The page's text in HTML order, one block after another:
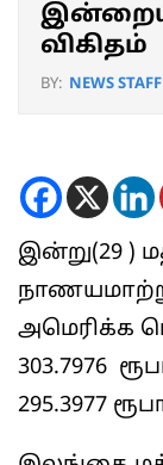
விகிதம்
BY: NEWS STAFF
இன்று(29 )
அமெரிக்க
303.7976
295.3977